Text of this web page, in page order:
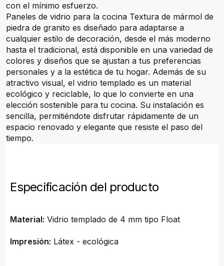
con el mínimo esfuerzo.
Paneles de vidrio para la cocina Textura de mármol de
piedra de granito es diseñado para adaptarse a
cualquier estilo de decoración, desde el más moderno
hasta el tradicional, está disponible en una variedad de
colores y diseños que se ajustan a tus preferencias
personales y a la estética de tu hogar. Además de su
atractivo visual, el vidrio templado es un material
ecológico y reciclable, lo que lo convierte en una
elección sostenible para tu cocina. Su instalación es
sencilla, permitiéndote disfrutar rápidamente de un
espacio renovado y elegante que resiste el paso del
tiempo.
Especificación del producto
Material: Vidrio templado de 4 mm tipo Float
Impresión: Látex - ecológica